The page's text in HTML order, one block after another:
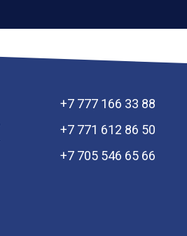
+7 777 166 33 88
+7 771 612 86 50
+7 705 546 65 66